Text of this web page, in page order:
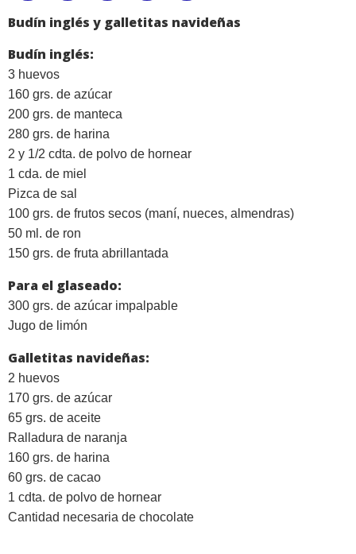
Link
Budín inglés y galletitas navideñas
Budín inglés:
3 huevos
160 grs. de azúcar
200 grs. de manteca
280 grs. de harina
2 y 1/2 cdta. de polvo de hornear
1 cda. de miel
Pizca de sal
100 grs. de frutos secos (maní, nueces, almendras)
50 ml. de ron
150 grs. de fruta abrillantada
Para el glaseado:
300 grs. de azúcar impalpable
Jugo de limón
Galletitas navideñas:
2 huevos
170 grs. de azúcar
65 grs. de aceite
Ralladura de naranja
160 grs. de harina
60 grs. de cacao
1 cdta. de polvo de hornear
Cantidad necesaria de chocolate